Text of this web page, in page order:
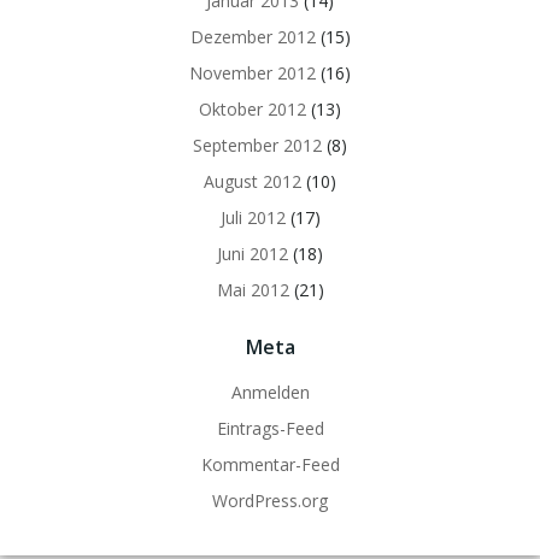
Dezember 2012 (15)
November 2012 (16)
Oktober 2012 (13)
September 2012 (8)
August 2012 (10)
Juli 2012 (17)
Juni 2012 (18)
Mai 2012 (21)
Meta
Anmelden
Eintrags-Feed
Kommentar-Feed
WordPress.org